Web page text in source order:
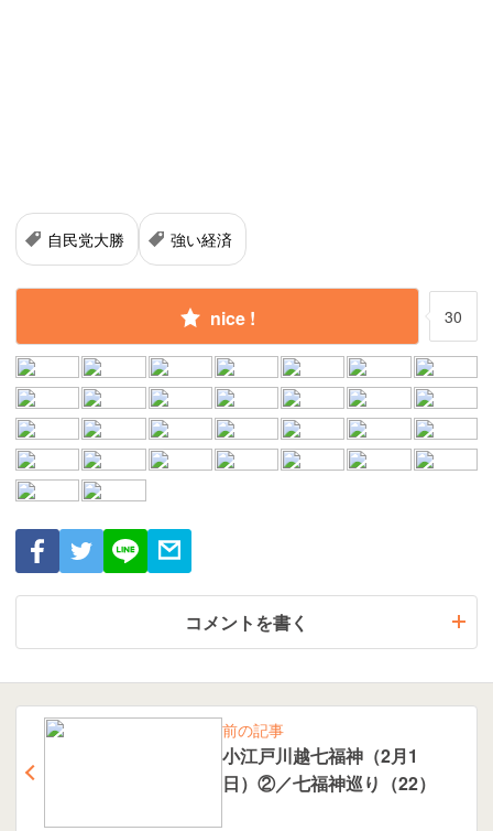
自民党大勝 強い経済
nice ! 30
コメントを書く
前の記事
小江戸川越七福神（2月1
日）②／七福神巡り（22）